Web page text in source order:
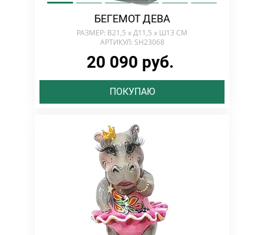
БЕГЕМОТ ДЕВА
РАЗМЕР: В21,5 х Д11,5 х Ш13 СМ
АРТИКУЛ: SH23068
20 090 руб.
ПОКУПАЮ